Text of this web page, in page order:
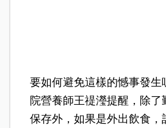
要如何避免這樣的憾事發生
院營養師王禔瀅提醒，除了
保存外，如果是外出飲食，